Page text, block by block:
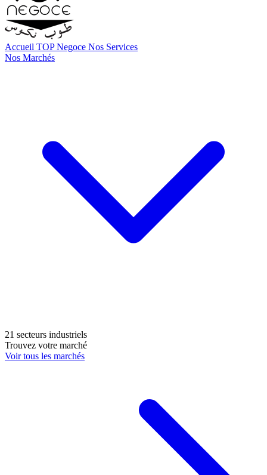
Accueil TOP Negoce Nos Services
Nos Marchés
21 secteurs industriels
Trouvez votre marché
Voir tous les marchés